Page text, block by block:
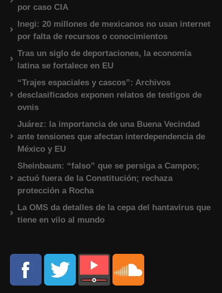
por caso CIA
Inegi: 20 millones de mexicanos no usan internet
por falta de recursos o conocimientos
Tras un siglo de deportaciones, la economía
latina se fortalece en EU
“Trajes espaciales y cascos”: Archivos
desclasificados exponen relatos de testigos de
ovnis
Juárez: la importancia de una Buena Vecindad
ante tensiones que afectan interdependencia de
México y EU
Sheinbaum: “falso” que se persiga a Campos;
actuó fuera de la Constitución; rechaza
protección a Rocha
La OMS da detalles de la cepa del hantavirus que
tiene en vilo al mundo